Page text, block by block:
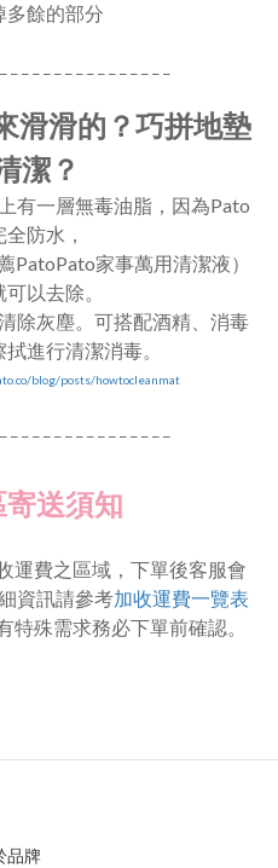
多餘的部分
滑滑的？巧拼地墊
潔？
有一層無毒油脂，因為Pato
防水，
PatoPato家事萬用清潔液）
以去除。
除灰塵。可搭配酒精、消毒
進行清潔消毒。
blog/posts/howtocleanmat
送須知
運費之區域，下單後客服會
資訊請參考加收運費一覽表
特殊需求務必下單前確認。
品牌